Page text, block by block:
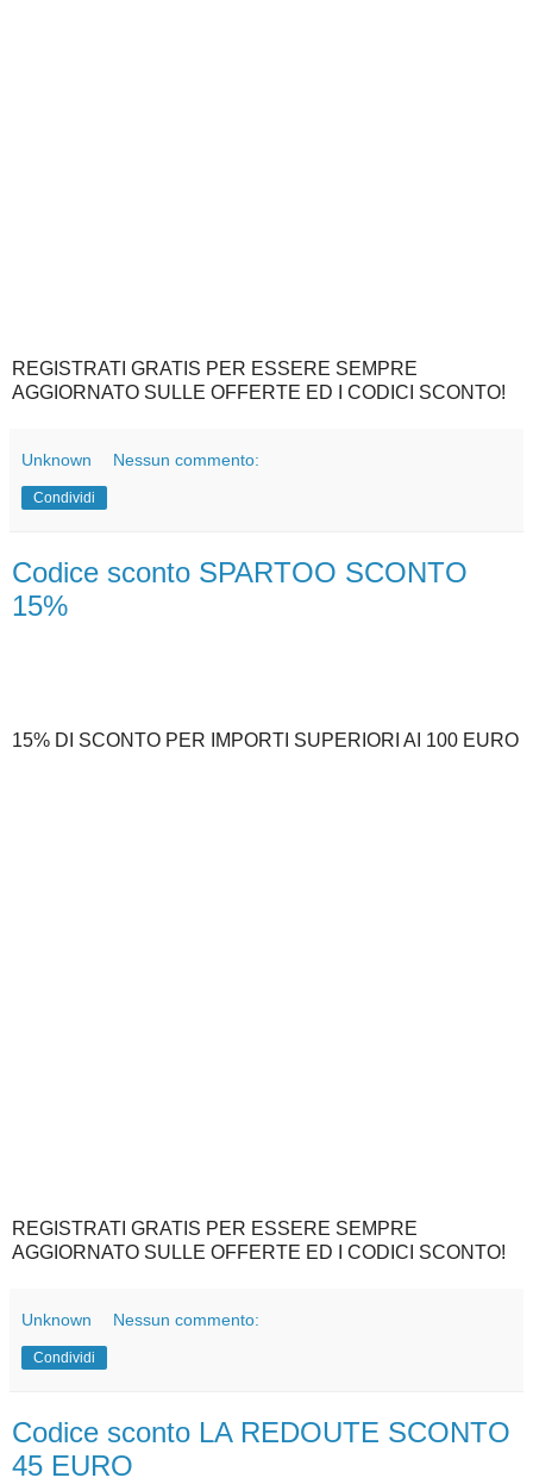
REGISTRATI GRATIS PER ESSERE SEMPRE
AGGIORNATO SULLE OFFERTE ED I CODICI SCONTO!
Unknown Nessun commento:
Condividi
Codice sconto SPARTOO SCONTO
15%
15% DI SCONTO PER IMPORTI SUPERIORI AI 100 EURO
REGISTRATI GRATIS PER ESSERE SEMPRE
AGGIORNATO SULLE OFFERTE ED I CODICI SCONTO!
Unknown Nessun commento:
Condividi
Codice sconto LA REDOUTE SCONTO
45 EURO